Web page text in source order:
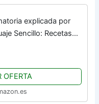
explicada por
Sencillo: Recetas
del dolor, tener
OFERTA